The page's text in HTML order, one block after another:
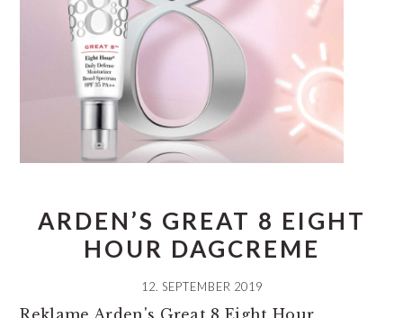
ARDEN’S GREAT 8 EIGHT
HOUR DAGCREME
12. SEPTEMBER 2019
Reklame Arden's Great 8 Eight Hour